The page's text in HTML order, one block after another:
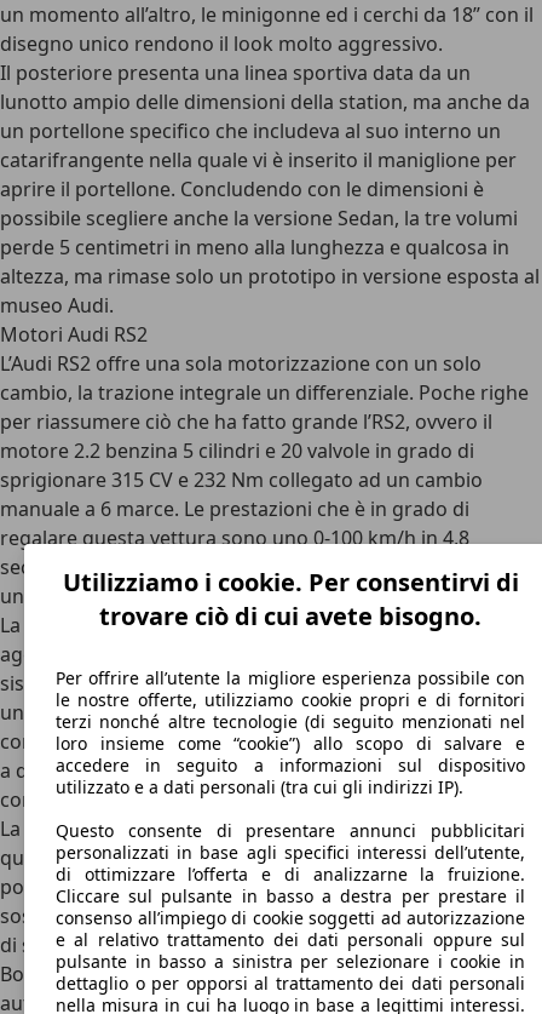
un momento all’altro, le minigonne ed i cerchi da 18” con il
disegno unico rendono il look molto aggressivo.
Il posteriore presenta una linea sportiva data da un
lunotto ampio delle dimensioni della station, ma anche da
un portellone specifico che includeva al suo interno un
catarifrangente nella quale vi è inserito il maniglione per
aprire il portellone. Concludendo con le dimensioni è
possibile scegliere anche la versione Sedan, la tre volumi
perde 5 centimetri in meno alla lunghezza e qualcosa in
altezza, ma rimase solo un prototipo in versione esposta al
museo Audi.
Motori Audi RS2
L’Audi RS2 offre una sola motorizzazione con un solo
cambio, la trazione integrale un differenziale. Poche righe
per riassumere ciò che ha fatto grande l’RS2, ovvero il
motore 2.2 benzina 5 cilindri e 20 valvole in grado di
sprigionare 315 CV e 232 Nm collegato ad un cambio
manuale a 6 marce. Le prestazioni che è in grado di
regalare questa vettura sono uno 0-100 km/h in 4,8
secondi e una potenza fissata a 262 km/h gestite anche da
una trazione integrale permanente.
La pressione era stata aumentata da 1,1 a 1.4 Bar, e furono
aggiunti un nuovo intercooler maggiorato, un nuovo
sistema di scarico, nuovi alberi a camme, nuovi iniettori e
un ECU aggiornato per le alte prestazioni. La trazione è
come da tradizione Audi affidata a un sistema permanente
a quattro ruote motrici gestito da un differenziale Torsen,
con bloccaggio del differenziale elettro-meccanico.
La Porsche ha installato un impianto frenante derivato da
quello della Porsche 911, inserito all'interno di cerchi da 17
pollici di provenienza Porsche 968. L'impianto frenante e le
sospensioni sono differenti rispetto a quelle in dotazione
di serie sull'Audi 80, tuttavia mantiene l'ABS costruito dalla
Bosch. I freni anteriori sono da 304 millimetri di diametro
autoventilati costruiti dalla Brembo e al retrotreno con 299
Utilizziamo i cookie. Per consentirvi di
trovare ciò di cui avete bisogno.
Per offrire all’utente la migliore esperienza possibile con
le nostre offerte, utilizziamo cookie propri e di fornitori
terzi nonché altre tecnologie (di seguito menzionati nel
loro insieme come “cookie”) allo scopo di salvare e
accedere in seguito a informazioni sul dispositivo
utilizzato e a dati personali (tra cui gli indirizzi IP).
Questo consente di presentare annunci pubblicitari
personalizzati in base agli specifici interessi dell’utente,
di ottimizzare l’offerta e di analizzarne la fruizione.
Cliccare sul pulsante in basso a destra per prestare il
consenso all’impiego di cookie soggetti ad autorizzazione
e al relativo trattamento dei dati personali oppure sul
pulsante in basso a sinistra per selezionare i cookie in
dettaglio o per opporsi al trattamento dei dati personali
nella misura in cui ha luogo in base a legittimi interessi.